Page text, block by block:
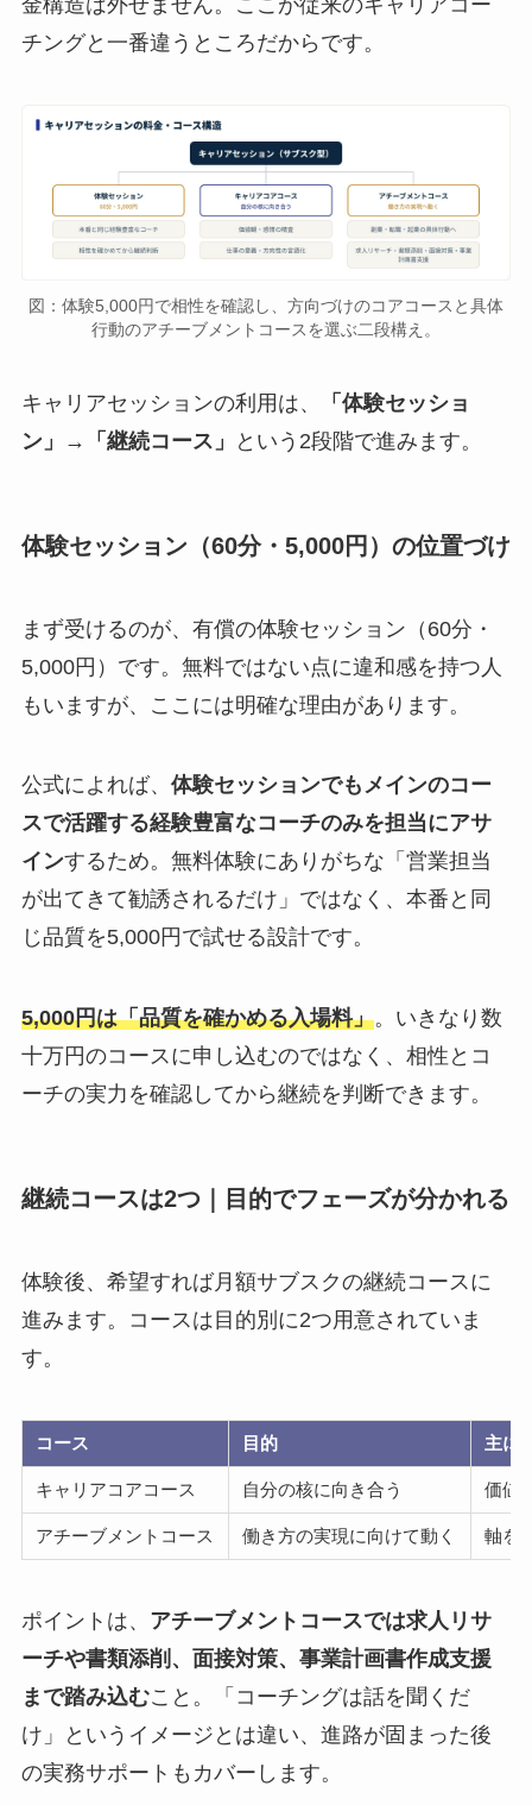
金構造は外せません。ここが従来のキャリアコー
チングと一番違うところだからです。
図：体験5,000円で相性を確認し、方向づけのコアコースと具体
行動のアチーブメントコースを選ぶ二段構え。
キャリアセッションの利用は、
「体験セッショ
ン」→「継続コース」
という2段階で進みます。
体験セッション（60分・5,000円）の位置づけ
まず受けるのが、有償の体験セッション（60分・
5,000円）です。無料ではない点に違和感を持つ人
もいますが、ここには明確な理由があります。
公式によれば、 体験セッションでもメインのコー
スで活躍する経験豊富なコーチのみを担当にアサ
インするため。無料体験にありがちな「営業担当
が出てきて勧誘されるだけ」ではなく、本番と同
じ品質を5,000円で試せる設計です。
5,000円は「品質を確かめる入場料」。いきなり数
十万円のコースに申し込むのではなく、相性とコ
ーチの実力を確認してから継続を判断できます。
継続コースは2つ｜目的でフェーズが分かれる
体験後、希望すれば月額サブスクの継続コースに
進みます。コースは目的別に2つ用意されていま
す。
コース 目的 主に
キャリアコアコース 自分の核に向き合う 価値
アチーブメントコース 働き方の実現に向けて動く 軸を
ポイントは、 アチーブメントコースでは求人リサ
ーチや書類添削、面接対策、事業計画書作成支援
まで踏み込むこと。「コーチングは話を聞くだ
け」というイメージとは違い、進路が固まった後
の実務サポートもカバーします。